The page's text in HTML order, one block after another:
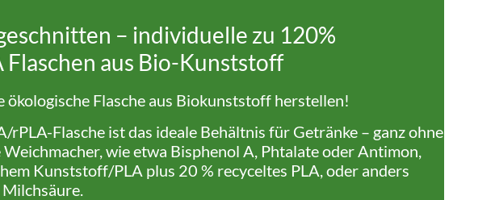
– individuelle zu 120%
Flaschen aus Bio-Kunststoff
ökologische Flasche aus Biokunststoff herstellen!
rPLA-Flasche ist das ideale Behältnis für Getränke – ganz ohne
wie etwa Bisphenol A, Phtalate oder Antimon,
Kunststoff/PLA plus 20 % recyceltes PLA, oder anders